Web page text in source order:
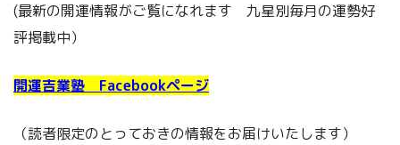
(最新の開運情報がご覧になれます 九星別毎月の運勢好
評掲載中）
開運吉業塾 Facebookページ
（読者限定のとっておきの情報をお届けいたします）